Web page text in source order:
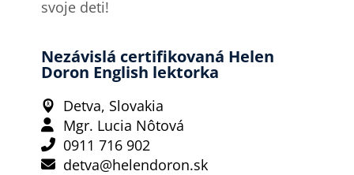
svoje deti!
Nezávislá certifikovaná Helen
Doron English lektorka
Detva, Slovakia
Mgr. Lucia Nôtová
0911 716 902
detva@helendoron.sk